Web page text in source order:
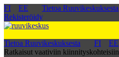
FI EE Tietoa Ruuvikeskuksesta
Rekisteröidy
Tietoa Ruuvikeskuksesta FI
EE
Ratkaisut vaativiin kiinnityskohteisiin